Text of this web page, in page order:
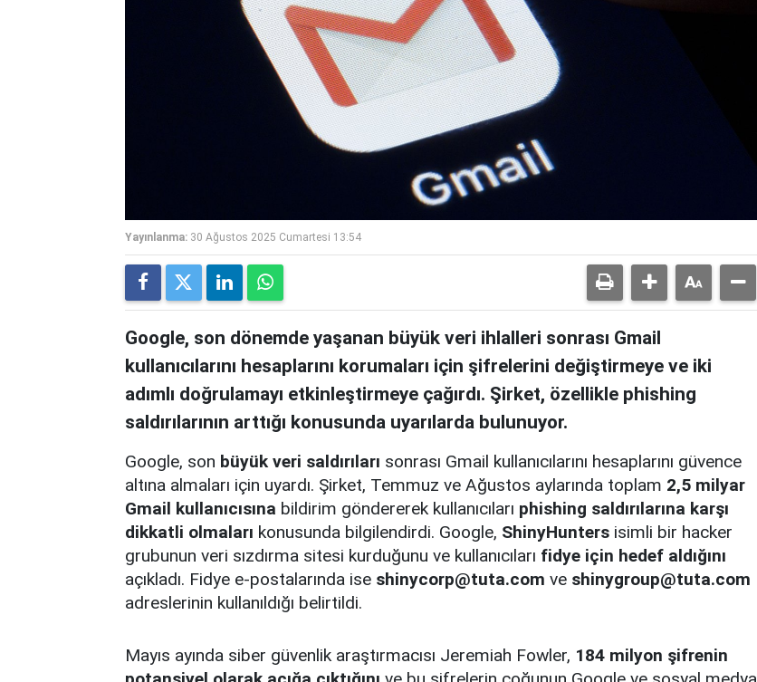
Yayınlanma: 30 Ağustos 2025 Cumartesi 13:54
Google, son dönemde yaşanan büyük veri ihlalleri sonrası Gmail
kullanıcılarını hesaplarını korumaları için şifrelerini değiştirmeye ve iki
adımlı doğrulamayı etkinleştirmeye çağırdı. Şirket, özellikle phishing
saldırılarının arttığı konusunda uyarılarda bulunuyor.
Google, son büyük veri saldırıları sonrası Gmail kullanıcılarını hesaplarını güvence
altına almaları için uyardı. Şirket, Temmuz ve Ağustos aylarında toplam 2,5 milyar
Gmail kullanıcısına bildirim göndererek kullanıcıları phishing saldırılarına karşı
dikkatli olmaları konusunda bilgilendirdi. Google, ShinyHunters isimli bir hacker
grubunun veri sızdırma sitesi kurduğunu ve kullanıcıları fidye için hedef aldığını
açıkladı. Fidye e-postalarında ise shinycorp@tuta.com ve shinygroup@tuta.com
adreslerinin kullanıldığı belirtildi.
Mayıs ayında siber güvenlik araştırmacısı Jeremiah Fowler, 184 milyon şifrenin